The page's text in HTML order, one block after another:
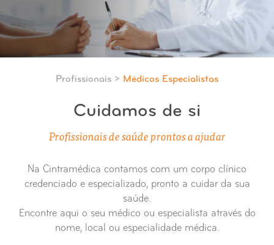
Profissionais > Médicos Especialistas
Cuidamos de si
Profissionais de saúde prontos a ajudar
Na Cintramédica contamos com um corpo clínico
credenciado e especializado, pronto a cuidar da sua
saúde.
Encontre aqui o seu médico ou especialista através do
nome, local ou especialidade médica.